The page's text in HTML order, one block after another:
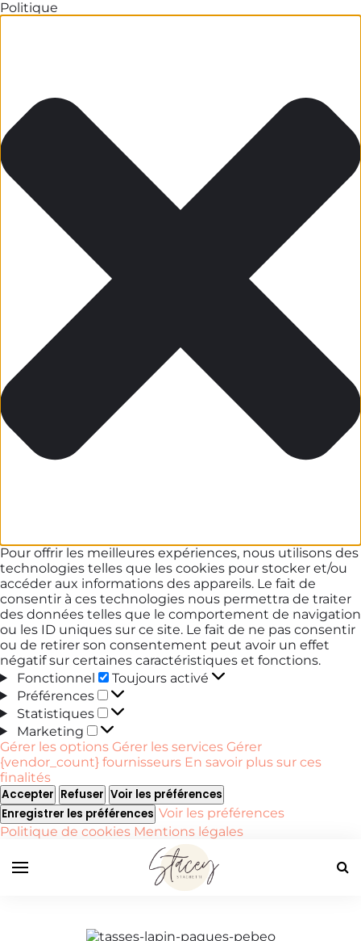
Politique
Pour offrir les meilleures expériences, nous utilisons des
technologies telles que les cookies pour stocker et/ou
accéder aux informations des appareils. Le fait de
consentir à ces technologies nous permettra de traiter
des données telles que le comportement de navigation
ou les ID uniques sur ce site. Le fait de ne pas consentir
ou de retirer son consentement peut avoir un effet
négatif sur certaines caractéristiques et fonctions.
Fonctionnel
Fonctionnel
Toujours activé
Préférences
Préférences
Statistiques
Statistiques
Marketing
Marketing
Gérer les options Gérer les services Gérer
{vendor_count} fournisseurs En savoir plus sur ces
finalités
Accepter Refuser Voir les préférences
Enregistrer les préférences Voir les préférences
Politique de cookies Mentions légales